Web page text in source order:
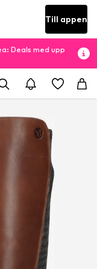
Till appen
Deals med upp